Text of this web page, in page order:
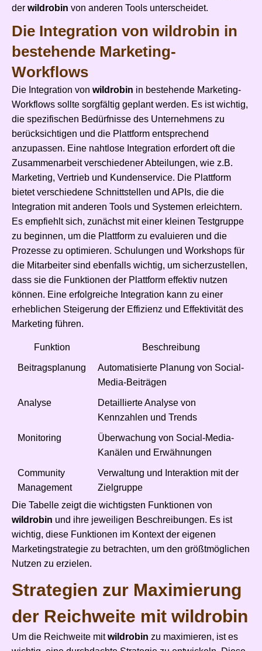
der wildrobin von anderen Tools unterscheidet.
Die Integration von wildrobin in
bestehende Marketing-
Workflows
Die Integration von wildrobin in bestehende Marketing-
Workflows sollte sorgfältig geplant werden. Es ist wichtig,
die spezifischen Bedürfnisse des Unternehmens zu
berücksichtigen und die Plattform entsprechend
anzupassen. Eine nahtlose Integration erfordert oft die
Zusammenarbeit verschiedener Abteilungen, wie z.B.
Marketing, Vertrieb und Kundenservice. Die Plattform
bietet verschiedene Schnittstellen und APIs, die die
Integration mit anderen Tools und Systemen erleichtern.
Es empfiehlt sich, zunächst mit einer kleinen Testgruppe
zu beginnen, um die Plattform zu evaluieren und die
Prozesse zu optimieren. Schulungen und Workshops für
die Mitarbeiter sind ebenfalls wichtig, um sicherzustellen,
dass sie die Funktionen der Plattform effektiv nutzen
können. Eine erfolgreiche Integration kann zu einer
erheblichen Steigerung der Effizienz und Effektivität des
Marketing führen.
Funktion Beschreibung
Beitragsplanung
Automatisierte Planung von Social-
Media-Beiträgen
Analyse
Detaillierte Analyse von
Kennzahlen und Trends
Monitoring
Überwachung von Social-Media-
Kanälen und Erwähnungen
Community
Management
Verwaltung und Interaktion mit der
Zielgruppe
Die Tabelle zeigt die wichtigsten Funktionen von
wildrobin und ihre jeweiligen Beschreibungen. Es ist
wichtig, diese Funktionen im Kontext der eigenen
Marketingstrategie zu betrachten, um den größtmöglichen
Nutzen zu erzielen.
Strategien zur Maximierung
der Reichweite mit wildrobin
Um die Reichweite mitwildrobin zu maximieren, ist es